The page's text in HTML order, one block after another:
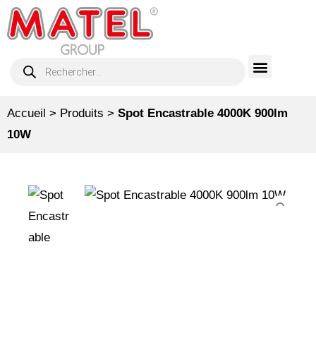
Accueil > Produits > Spot Encastrable 4000K 900lm
10W